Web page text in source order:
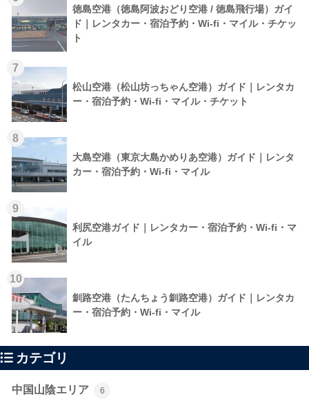
徳島空港（徳島阿波おどり空港 / 徳島飛行場）ガイ
ド｜レンタカー・宿泊予約・Wi-fi・マイル・チケッ
ト
7
松山空港（松山坊っちゃん空港）ガイド｜レンタカ
ー・宿泊予約・Wi-fi・マイル・チケット
8
大島空港（東京大島かめりあ空港）ガイド｜レンタ
カー・宿泊予約・Wi-fi・マイル
9
利尻空港ガイド｜レンタカー・宿泊予約・Wi-fi・マ
イル
10
釧路空港（たんちょう釧路空港）ガイド｜レンタカ
ー・宿泊予約・Wi-fi・マイル
カテゴリ
中国山陰エリア 6